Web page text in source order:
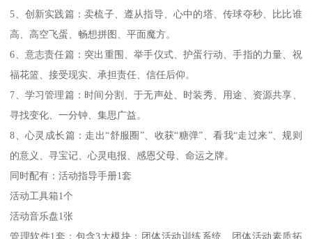
5、创新实践篇：卖梳子、遵从指导、心中的塔、传球夺秒、比比谁
高、高空飞蛋、畅想拼图、平面魔方。
6、意志责任篇：突出重围、举手仪式、护蛋行动、手指的力量、祝
福花篮、接受现实、承担责任、信任后仰。
7、学习管理篇：时间分割、于无声处、时装秀、用途、资源共享、
寻找变化、一分钟、集思广益。
8、心灵成长篇：走出“舒服圈”、收获“糖弹”、看我“走过来”、规则
的意义、寻宝记、心灵电报、感恩父母、命运之牌。
同时配有：活动指导手册1套
活动工具箱1个
活动音乐盘1张
管理软件1套；包含3大模块：团体活动训练系统、团体活动素质拓